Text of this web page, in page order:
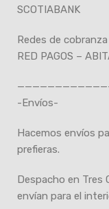
SCOTIABANK
Redes de
RED PAGOS –
-Envíos-
Hacemos envíos
prefieras.
Despacho en Tres
envían para el